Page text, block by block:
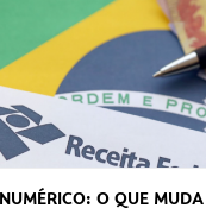
O QUE